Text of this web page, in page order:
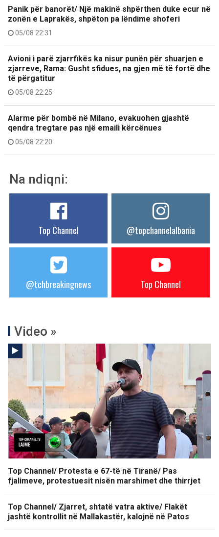
Panik për banorët/ Një makinë shpërthen duke ecur në
zonën e Laprakës, shpëton pa lëndime shoferi
05/08 22:31
Avioni i parë zjarrfikës ka nisur punën për shuarjen e
zjarreve, Rama: Gusht sfidues, na gjen më të fortë dhe
të përgatitur
05/08 22:25
Alarme për bombë në Milano, evakuohen gjashtë
qendra tregtare pas një emaili kërcënues
05/08 22:20
Na ndiqni:
Top Channel @topchannelalbania
@tchbreakingnews Top Channel
Video »
Top Channel/ Protesta e 67-të në Tiranë/ Pas
fjalimeve, protestuesit nisën marshimet dhe thirrjet
Top Channel/ Zjarret, shtatë vatra aktive/ Flakët
jashtë kontrollit në Mallakastër, kalojnë në Patos